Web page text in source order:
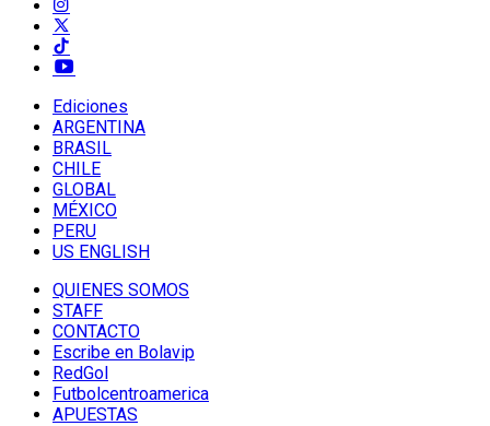
Ediciones
ARGENTINA
BRASIL
CHILE
GLOBAL
MÉXICO
PERU
US ENGLISH
QUIENES SOMOS
STAFF
CONTACTO
Escribe en Bolavip
RedGol
Futbolcentroamerica
APUESTAS